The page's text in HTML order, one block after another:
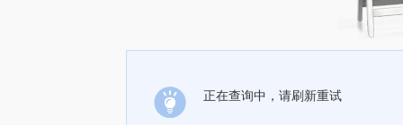
正在查询中，请刷新重试